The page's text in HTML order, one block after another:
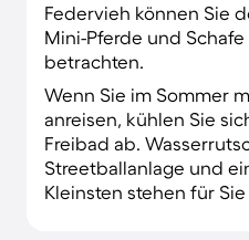
Federvieh können Sie
Mini-Pferde und
betrachten.
Wenn Sie im Sommer
anreisen, kühlen Sie
Freibad ab.
Streetballanlage und
Kleinsten stehen für